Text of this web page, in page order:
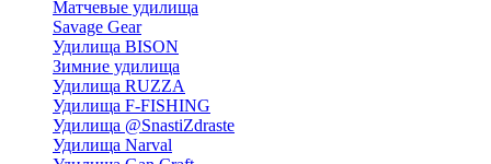
Матчевые удилища
Savage Gear
Удилища BISON
Зимние удилища
Удилища RUZZA
Удилища F-FISHING
Удилища @SnastiZdraste
Удилища Narval